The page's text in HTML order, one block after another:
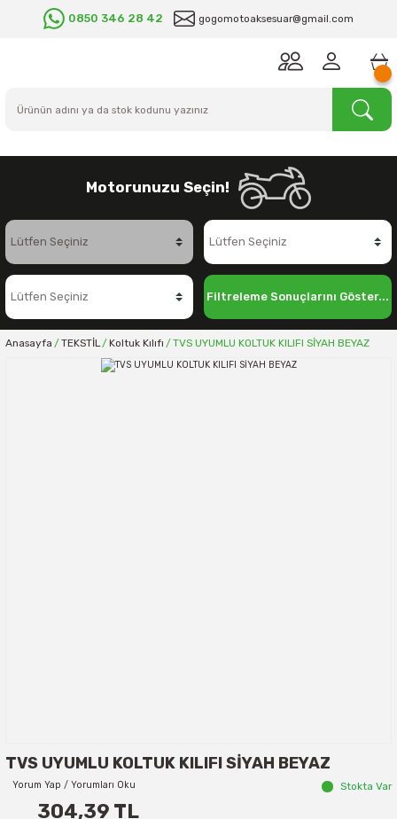
0850 346 28 42 gogomotoaksesuar@gmail.com
Motorunuzu Seçin!
Filtreleme Sonuçlarını Göster...
Anasayfa TEKSTİL Koltuk Kılıfı TVS UYUMLU KOLTUK KILIFI SİYAH BEYAZ
TVS UYUMLU KOLTUK KILIFI SİYAH BEYAZ
Yorum Yap / Yorumları Oku Stokta Var
304,39 TL